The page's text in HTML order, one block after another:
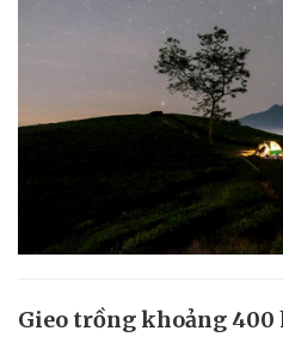
Gieo trồng khoảng 400